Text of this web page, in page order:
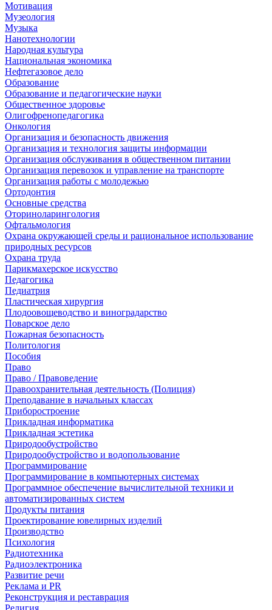
Мотивация
Музеология
Музыка
Нанотехнологии
Народная культура
Национальная экономика
Нефтегазовое дело
Образование
Образование и педагогические науки
Общественное здоровье
Олигофренопедагогика
Онкология
Организация и безопасность движения
Организация и технология защиты информации
Организация обслуживания в общественном питании
Организация перевозок и управление на транспорте
Организация работы с молодежью
Ортодонтия
Основные средства
Оториноларингология
Офтальмология
Охрана окружающей среды и рациональное использование
природных ресурсов
Охрана труда
Парикмахерское искусство
Педагогика
Педиатрия
Пластическая хирургия
Плодоовощеводство и виноградарство
Поварское дело
Пожарная безопасность
Политология
Пособия
Право
Право / Правоведение
Правоохранительная деятельность (Полиция)
Преподавание в начальных классах
Приборостроение
Прикладная информатика
Прикладная эстетика
Природообустройство
Природообустройство и водопользование
Программирование
Программирование в компьютерных системах
Программное обеспечение вычислительной техники и
автоматизированных систем
Продукты питания
Проектирование ювелирных изделий
Производство
Психология
Радиотехника
Радиоэлектроника
Развитие речи
Реклама и PR
Реконструкция и реставрация
Религия